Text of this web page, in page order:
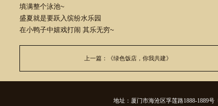
填满整个泳池~
盛夏就是要跃入缤纷水乐园
在小鸭子中嬉戏打闹 其乐无穷~
上一篇：《绿色饭店，你我共建》
地址：厦门市海沧区孚莲路1888-1889